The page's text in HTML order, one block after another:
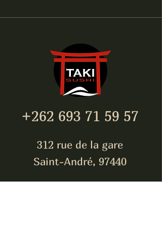
+262 693 71 59 57
312 rue de la gare
Saint-André, 97440